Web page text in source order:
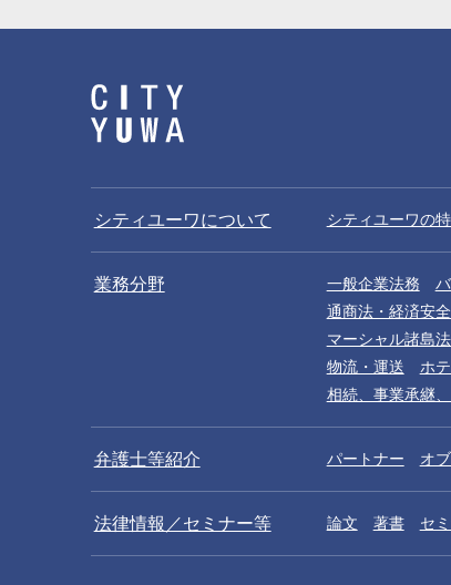
シティユーワについて シティユーワの
業務分野 一般企業法務
通商法・経済安
マーシャル諸島
物流・運送
ホ
相続、事業承継
弁護士等紹介 パートナー オ
法律情報／セミナー等 論文 著書 セ